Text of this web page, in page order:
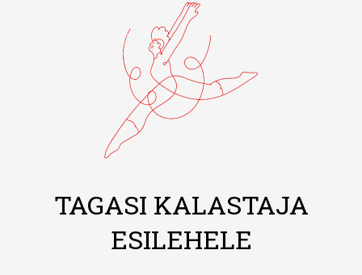
TAGASI KALASTAJA
ESILEHELE